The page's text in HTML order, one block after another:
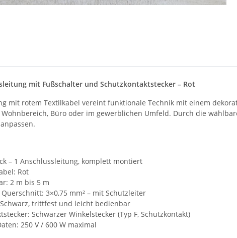
mit Fußschalter und Schutzkontaktstecker – Rot
mit rotem Textilkabel vereint funktionale Technik mit einem
Büro oder im gewerblichen Umfeld. Durch die
– 1 Anschlussleitung, komplett montiert
Rot
2 m bis 5 m
3×0,75 mm² – mit Schutzleiter
trittfest und leicht bedienbar
Schwarzer Winkelstecker (Typ F, Schutzkontakt)
250 V / 600 W maximal